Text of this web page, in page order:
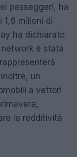
passeggeri, ha
1,6 milioni di
ha dichiarato
è stata
un
a vettori
la redditività